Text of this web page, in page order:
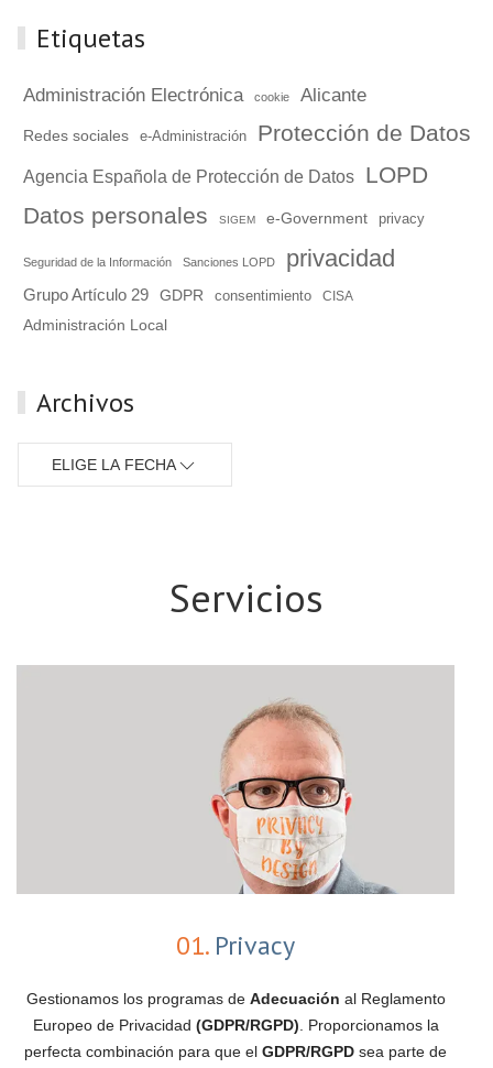
Etiquetas
Administración Electrónica cookie Alicante
Redes sociales e-Administración Protección de Datos
Agencia Española de Protección de Datos LOPD
Datos personales SIGEM e-Government privacy
Seguridad de la Información Sanciones LOPD privacidad
Grupo Artículo 29 GDPR consentimiento CISA
Administración Local
Archivos
ELIGE LA FECHA
Servicios
01.Privacy
Gestionamos los programas de Adecuación al Reglamento
Europeo de Privacidad (GDPR/RGPD). Proporcionamos la
perfecta combinación para que el GDPR/RGPD sea parte de